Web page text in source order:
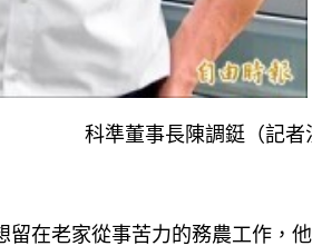
科準董事長陳調鋌（記
在老家從事苦力的務農工作，